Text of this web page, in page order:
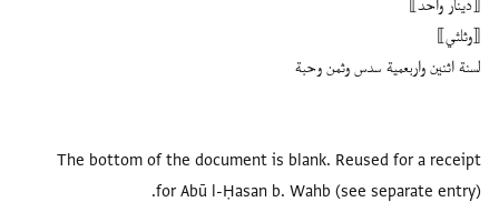
The bottom of the document is blank. Reused for a receipt
for Abū l-Ḥasan b. Wahb (see separate entry).